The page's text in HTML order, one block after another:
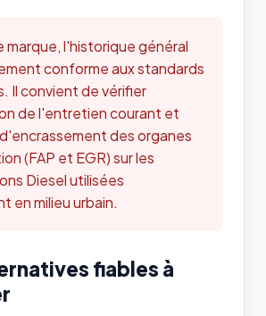
marque, l'historique général
conforme aux standards
Il convient de vérifier
de l'entretien courant et
des organes
(FAP et EGR) sur les
Diesel utilisées
en milieu urbain.
fiables à